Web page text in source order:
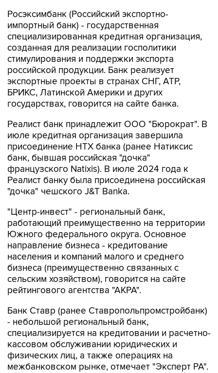
Росэксимбанк (Российский экспортно-
импортный банк) - государственная
специализированная кредитная организация,
созданная для реализации госполитики
стимулирования и поддержки экспорта
российской продукции. Банк реализует
экспортные проекты в странах СНГ, АТР,
БРИКС, Латинской Америки и других
государствах, говорится на сайте банка.
Реалист банк принадлежит ООО "Бюрократ". В
июле кредитная организация завершила
присоединение НТХ банка (ранее Натиксис
банк, бывшая российская "дочка"
французского Natixis). В июле 2024 года к
Реалист банку была присоединена российская
"дочка" чешского J&T Banka.
"Центр-инвест" - региональный банк,
работающий преимущественно на территории
Южного федерального округа. Основное
направление бизнеса - кредитование
населения и компаний малого и среднего
бизнеса (преимущественно связанных с
сельским хозяйством), говорится на сайте
рейтингового агентства "АКРА".
Банк Ставр (ранее Ставропольпромстройбанк)
- небольшой региональный банк,
специализируется на кредитовании и расчетно-
кассовом обслуживании юридических и
физических лиц, а также операциях на
межбанковском рынке, отмечает "Эксперт РА".